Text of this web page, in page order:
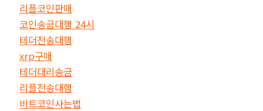
리플코인판매
코인송금대행 24시
테더전송대행
xrp구매
테더대리송금
리플전송대행
비트코인사는법